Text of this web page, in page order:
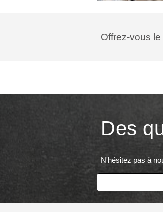
Offrez-vous
Des
N'hésitez pas à